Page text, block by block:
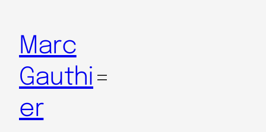
Marc
Gauthi
er